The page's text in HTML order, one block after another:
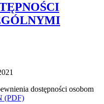
dostępności osobom
(PDF)